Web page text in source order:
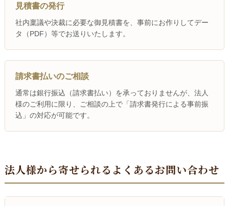
見積書の発行
社内稟議や決裁に必要な御見積書を、事前にお作りしてデー
タ（PDF）等でお送りいたします。
請求書払いのご相談
通常は銀行振込（請求書払い）を承っておりませんが、法人
様のご利用に限り、ご相談の上で「請求書発行による事前振
込」の対応が可能です。
法人様から寄せられるよくあるお問い合わせ